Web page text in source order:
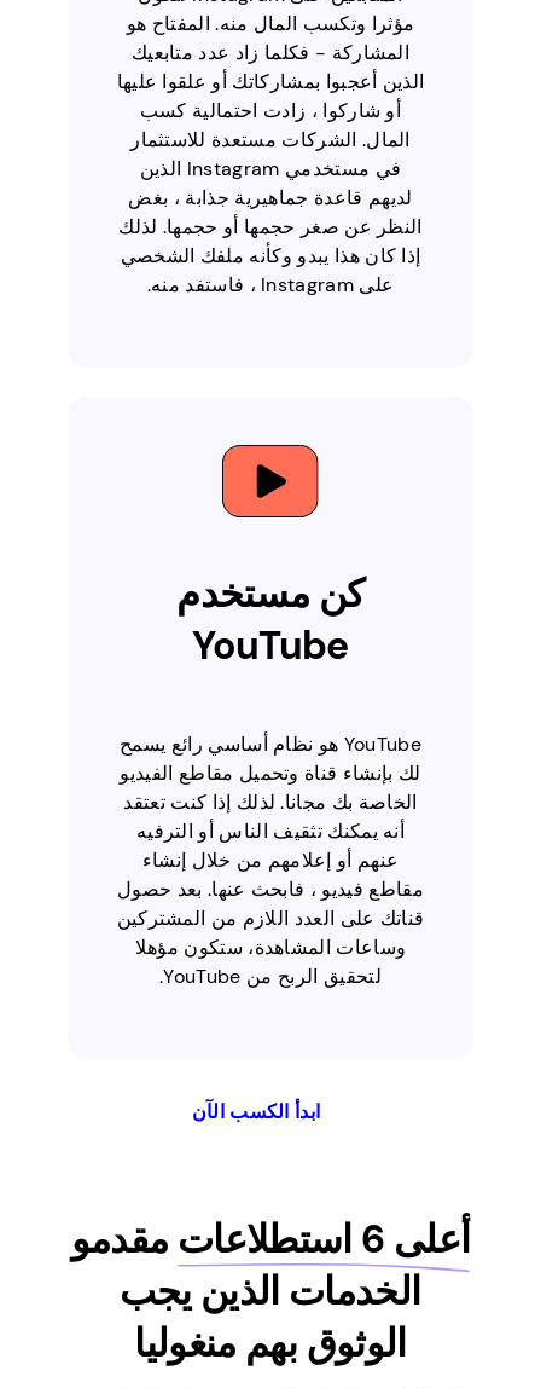
مؤثرا وتكسب المال منه. المفتاح هو
المشاركة - فكلما زاد عدد متابعيك
الذين أعجبوا بمشاركاتك أو علقوا عليها
أو شاركوا ، زادت احتمالية كسب
المال. الشركات مستعدة للاستثمار
في مستخدمي Instagram الذين
لديهم قاعدة جماهيرية جذابة ، بغض
النظر عن صغر حجمها أو حجمها. لذلك
إذا كان هذا يبدو وكأنه ملفك الشخصي
على Instagram ، فاستفد منه.
كن مستخدم
YouTube
YouTube هو نظام أساسي رائع يسمح
لك بإنشاء قناة وتحميل مقاطع الفيديو
الخاصة بك مجانا. لذلك إذا كنت تعتقد
أنه يمكنك تثقيف الناس أو الترفيه
عنهم أو إعلامهم من خلال إنشاء
مقاطع فيديو ، فابحث عنها. بعد حصول
قناتك على العدد اللازم من المشتركين
وساعات المشاهدة، ستكون مؤهلا
لتحقيق الربح من YouTube.
ابدأ الكسب الآن
أعلى 6 استطلاعات
مقدمو
الخدمات الذين يجب
الوثوق بهم منغوليا